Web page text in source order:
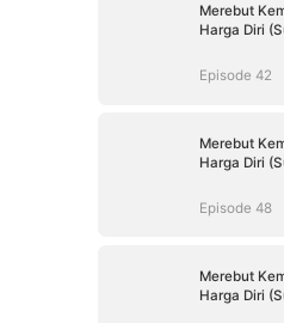
Merebut
Harga Diri
Episode 42
Merebut
Harga Diri
Episode 48
Merebut
Harga Diri